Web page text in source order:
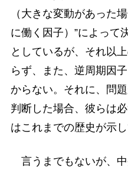
（大きな変動があった
に働く因子）”によって
としているが、それ以
らず、また、逆周期因
からない。それに、問
判断した場合、彼らは
はこれまでの歴史が示し
言うまでもないが、